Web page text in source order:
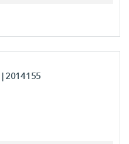
| 2014155